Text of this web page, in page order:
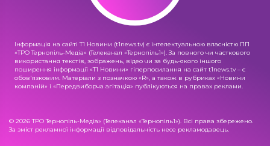
Інформація на сайті Т1 Новини (t1news.tv) є інтелектуальною власністю ПП
«ТРО Тернопіль-Медіа» (Телеканал «Тернопіль1»). За повного чи часткового
використання текстів, зображень, відео чи за будь-якого іншого
поширення інформації «Т1 Новини» гіперпосилання на сайт t1news.tv – є
обов'язковим. Матеріали з позначкою «R», а також в рубриках «Новини
компаній» і «Передвиборча агітація» публікуються на правах реклами.
© 2026 ТРО Тернопіль-Медіа» (Телеканал «Тернопіль1»). Всі права збережено.
За зміст рекламної інформації відповідальність несе рекламодавець.